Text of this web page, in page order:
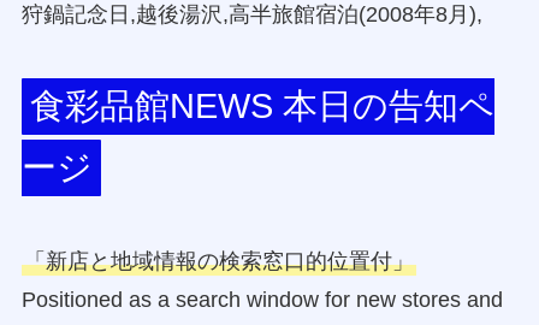
狩鍋記念日,越後湯沢,高半旅館宿泊(2008年8月),
食彩品館NEWS 本日の告知ペ
ージ
「新店と地域情報の検索窓口的位置付」
Positioned as a search window for new stores and